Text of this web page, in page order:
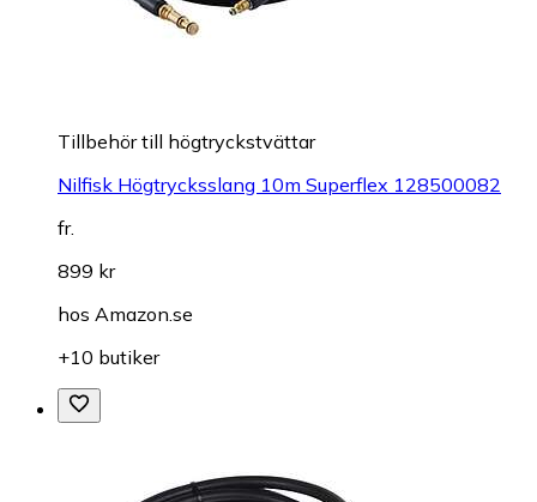
Tillbehör till högtryckstvättar
Nilfisk Högtrycksslang 10m Superflex 128500082
fr.
899 kr
hos Amazon.se
+10 butiker